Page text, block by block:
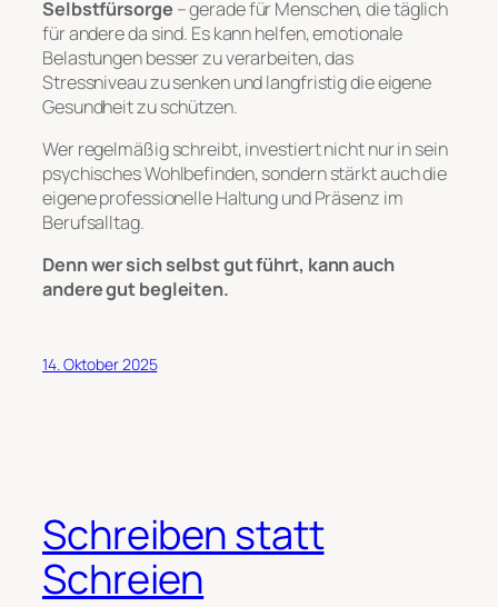
Selbstfürsorge – gerade für Menschen, die täglich
für andere da sind. Es kann helfen, emotionale
Belastungen besser zu verarbeiten, das
Stressniveau zu senken und langfristig die eigene
Gesundheit zu schützen.
Wer regelmäßig schreibt, investiert nicht nur in sein
psychisches Wohlbefinden, sondern stärkt auch die
eigene professionelle Haltung und Präsenz im
Berufsalltag.
Denn wer sich selbst gut führt, kann auch
andere gut begleiten.
14. Oktober 2025
Schreiben statt
Schreien